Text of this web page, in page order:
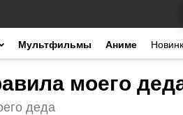
Мультфильмы Аниме
моего
деда